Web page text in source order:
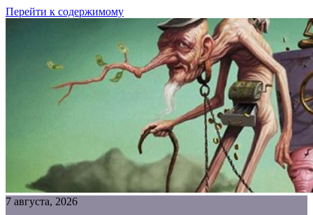
Перейти к содержимому
7 августа, 2026